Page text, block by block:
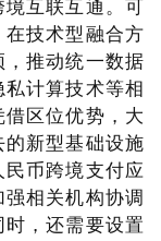
互联互通。可
技术型融合方
推动统一数据
计算技术等相
区位优势，大
新型基础设施
币跨境支付应
相关机构协调
，还需要设置